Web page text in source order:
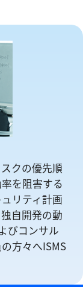
クの優先順
を阻害する
リティ計画
自開発の動
びコンサル
方々へISMS